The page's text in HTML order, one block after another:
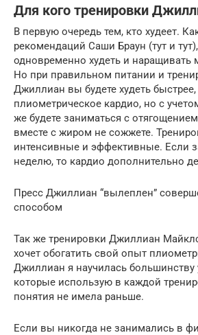
Для кого тренировки
В первую очередь тем, кто худеет.
рекомендаций Саши Браун (тут и
одновременно худеть и
Но при правильном питании и
Джиллиан вы будете худеть быстрее,
плиометрическое кардио, но с
же будете заниматься с
вместе с жиром не сожжете.
интенсивные и эффективные. Если
неделю, то кардио дополнительно
Пресс Джиллиан “вылеплен”
способом
Так же тренировки Джиллиан
хочет обогатить свой опыт
Джиллиан я научилась большинству
которые использую в каждой
понятия не имела раньше.
Если вы никогда не занимались в